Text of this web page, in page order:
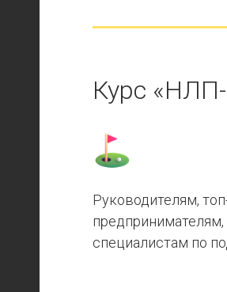
Курс
Руководителям,
специалистам по